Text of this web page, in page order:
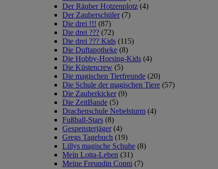
Der Räuber Hotzenplotz (4)
Der Zauberschüler (7)
Die drei !!! (87)
Die drei ??? (72)
Die drei ??? Kids (115)
Die Duftapotheke (8)
Die Hobby-Horsing-Kids (4)
Die Küstencrew (5)
Die magischen Tierfreunde (20)
Die Schule der magischen Tiere (57)
Die Zauberkicker (9)
Die ZeitBande (5)
Drachenschule Nebelsturm (4)
Fußball-Stars (8)
Gespensterjäger (4)
Gregs Tagebuch (19)
Lillys magische Schuhe (8)
Mein Lotta-Leben (31)
Meine Freundin Conni (7)